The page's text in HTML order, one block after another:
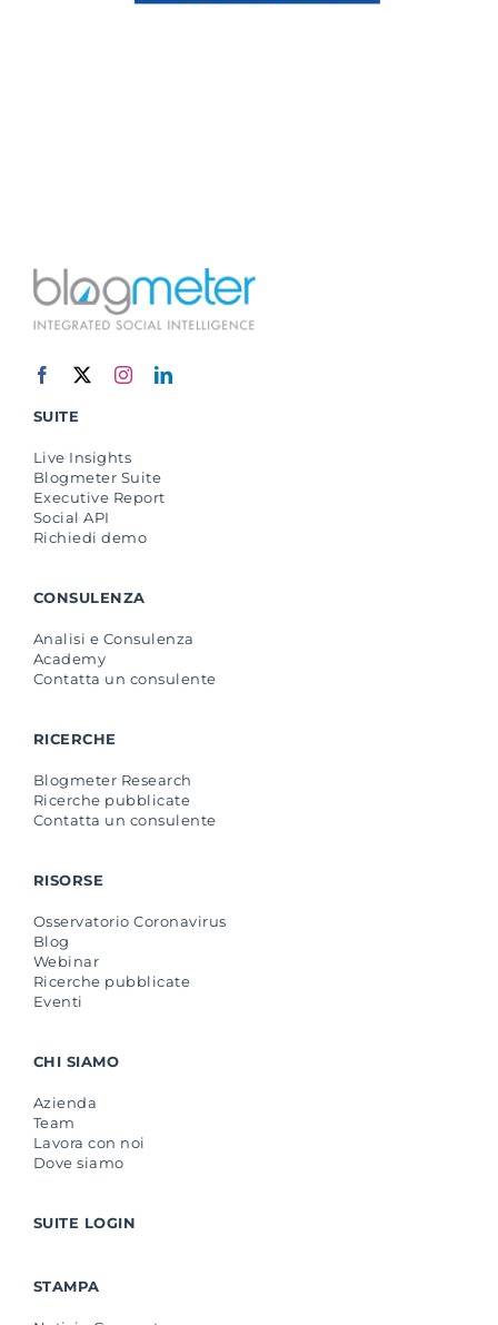
SUITE
Live Insights
Blogmeter Suite
Executive Report
Social API
Richiedi demo
CONSULENZA
Analisi e Consulenza
Academy
Contatta un consulente
RICERCHE
Blogmeter Research
Ricerche pubblicate
Contatta un consulente
RISORSE
Osservatorio Coronavirus
Blog
Webinar
Ricerche pubblicate
Eventi
CHI SIAMO
Azienda
Team
Lavora con noi
Dove siamo
SUITE LOGIN
STAMPA